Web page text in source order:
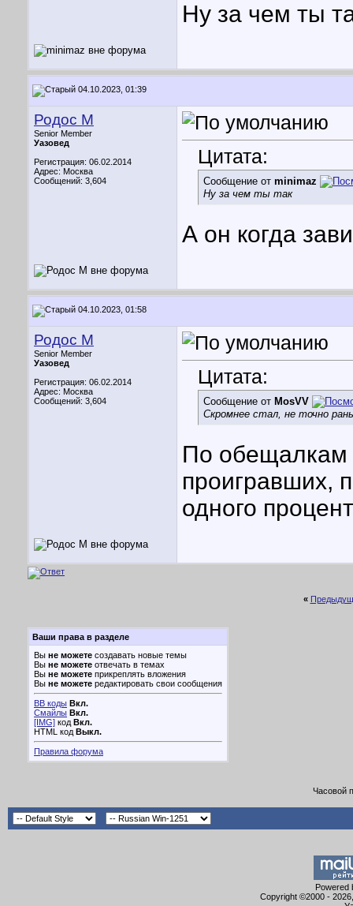
Ну за чем ты
04.10.2023, 01:39
Родос М
Senior Member
Уазовед
Регистрация: 06.02.2014
Адрес: Москва
Сообщений: 3,604
Цитата:
Сообщение от minimaz
Ну за чем ты так
А он когда
04.10.2023, 01:58
Родос М
Senior Member
Уазовед
Регистрация: 06.02.2014
Адрес: Москва
Сообщений: 3,604
Цитата:
Сообщение от MosVV
Скромнее стал, не точно
По обещалкам
проигравших,
одного
«
Ваши права в разделе
Вы не можете создавать новые темы
Вы не можете отвечать в темах
Вы не можете прикреплять вложения
Вы не можете редактировать свои сообщения
BB коды Вкл.
Смайлы Вкл.
[IMG] код Вкл.
HTML код Выкл.
Правила форума
Часовой
Powered
Copyright ©2000 -